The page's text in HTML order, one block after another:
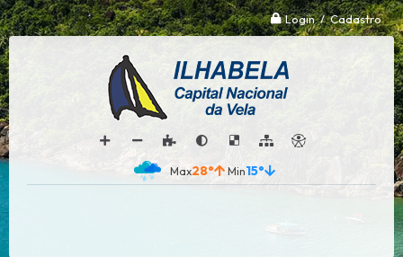
Login / Cadastro
28° 15°